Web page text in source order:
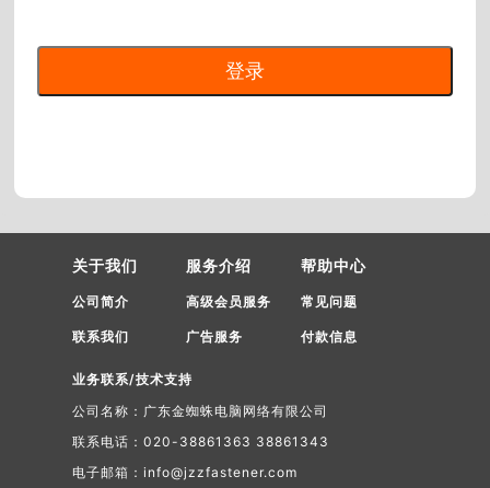
关于我们
公司简介
联系我们
服务介绍
高级会员服务
广告服务
帮助中心
常见问题
付款信息
业务联系/技术支持
公司名称：广东金蜘蛛电脑网络有限公司
联系电话：020-38861363 38861343
电子邮箱：info@jzzfastener.com